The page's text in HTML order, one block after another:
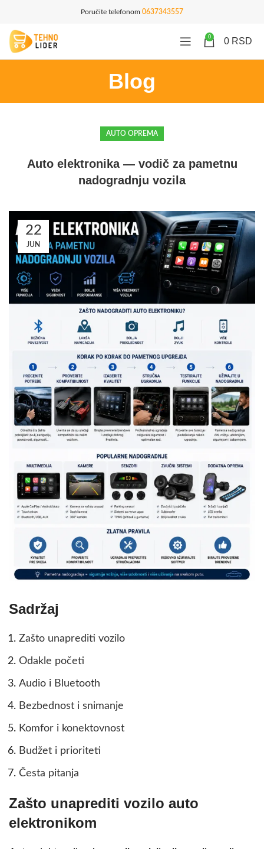
Poručite telefonom 0637343557
0 0 RSD
Blog
AUTO OPREMA
Auto elektronika — vodič za pametnu
nadogradnju vozila
22
JUN
Sadržaj
Zašto unaprediti vozilo
Odakle početi
Audio i Bluetooth
Bezbednost i snimanje
Komfor i konektovnost
Budžet i prioriteti
Česta pitanja
Zašto unaprediti vozilo auto
elektronikom